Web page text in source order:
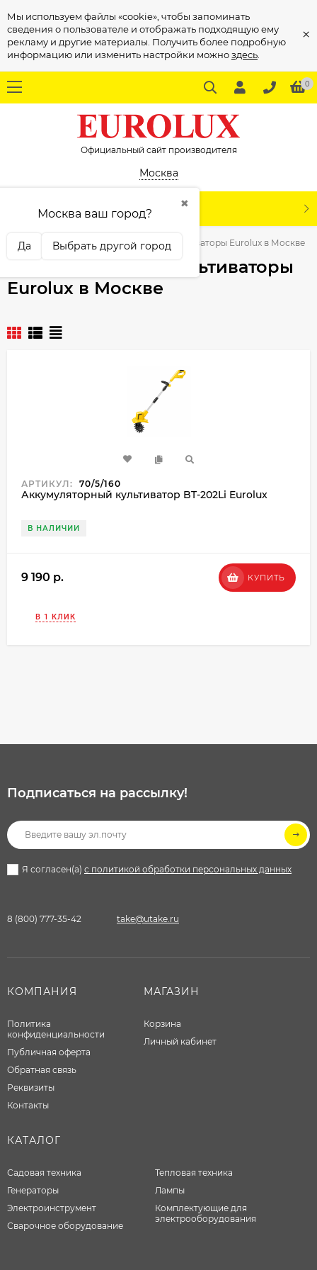
Мы используем файлы «cookie», чтобы запоминать
сведения о пользователе и отображать подходящую ему
рекламу и другие материалы. Получить более подробную
информацию или изменить настройки можноздесь
×
0
Официальный сайт производителя
Москва
✖
Москва ваш город?
Да Выбрать другой город
КАТАЛОГ
техника Аккумуляторные культиваторы Eurolux в Москве
Аккумуляторные культиваторы
Eurolux в Москве
АРТИКУЛ: 70/5/160
Аккумуляторный культиватор BT-202Li Eurolux
В НАЛИЧИИ
9 190 p. КУПИТЬ
В 1 КЛИК
Подписаться на рассылкy!
Я согласен(a) с политикой обработки персональных данных
8 (800) 777-35-42 take@utake.ru
КОМПАНИЯ
Политика
конфиденциальности
Публичная оферта
Обратная связь
Реквизиты
Контакты
МАГАЗИН
Корзина
Личный кабинет
КАТАЛОГ
Садовая техника
Генераторы
Электроинструмент
Сварочное оборудование
Тепловая техника
Лампы
Комплектующие для
электрооборудования